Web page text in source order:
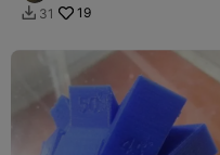
 31 19